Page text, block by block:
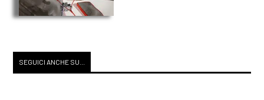
SEGUICI ANCHE SU...